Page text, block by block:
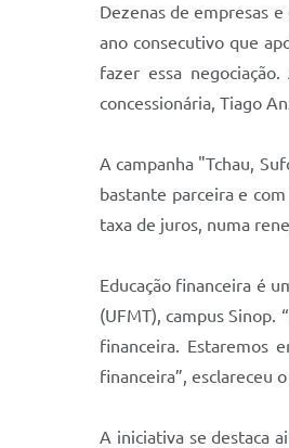
Dezenas deempresas e
ano consecutivo que
fazer essa
concessionária, Tiago
A campanha "Tchau,
bastante parceira e
taxa de juros, numa
Educação financeira é
(UFMT), campusSinop.
financeira. Estaremos
financeira”, esclareceu
A iniciativa se destaca